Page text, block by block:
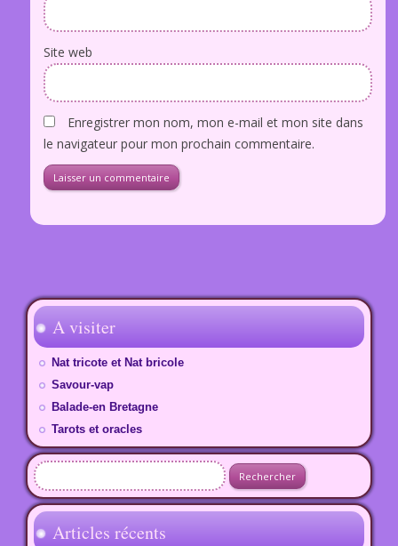
Site web
Enregistrer mon nom, mon e-mail et mon site dans
le navigateur pour mon prochain commentaire.
A visiter
Nat tricote et Nat bricole
Savour-vap
Balade-en Bretagne
Tarots et oracles
Rechercher :
Articles récents